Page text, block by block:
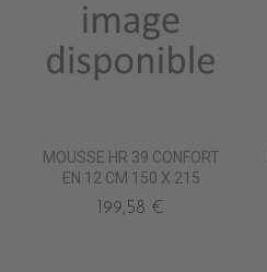
MOUSSE HR 39 CONFORT
EN 12 CM 150 X 215
199,58 €